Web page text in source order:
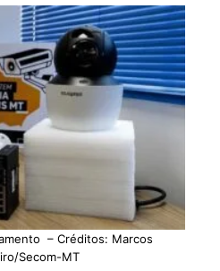
– Créditos: Marcos
Secom-MT